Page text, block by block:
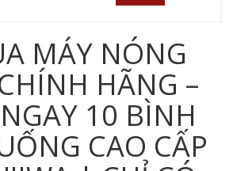
MÁY NÓNG
HÃNG –
10 BÌNH
CAO CẤP